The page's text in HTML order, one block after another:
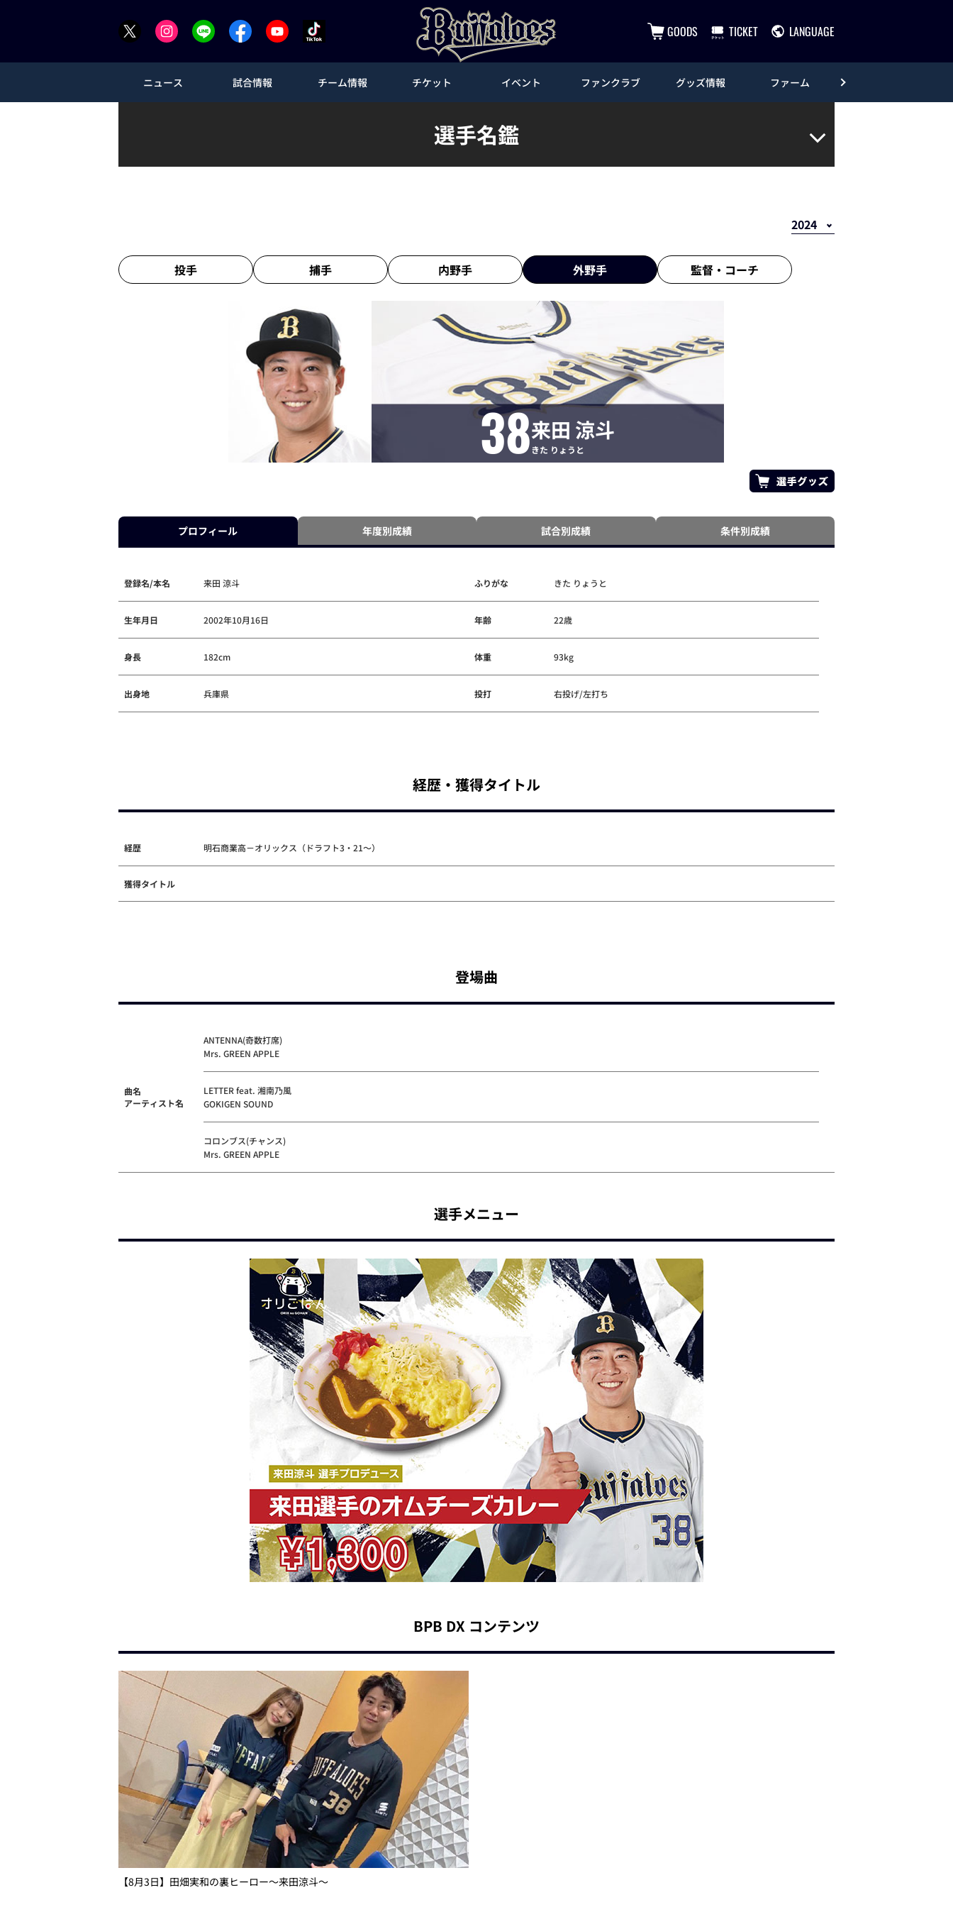
GOODS TICKET LANGUAGE
ニュース 試合情報 チーム情報 チケット イベント ファンクラブ グッズ情報 ファーム
選手名鑑
投手 捕手 内野手 外野手 監督・ コーチ
38来田 涼斗
きた りょうと
プロフィール 年度別成績 試合別成績 条件別成績
登録名/本名 来田 涼斗 ふりがな きた りょうと
生年月日 2002年10月16日 年齢 22歳
身長 182cm 体重 93kg
出身地 兵庫県 投打 右投げ/左打ち
経歴・獲得タイトル
経歴 明石商業高－オリックス（ドラフト3・21～）
獲得タイトル
登場曲
曲名
アーティスト名
ANTENNA(奇数打席)
Mrs. GREEN APPLE
LETTER feat. 湘南乃風
GOKIGEN SOUND
コロンブス(チャンス)
Mrs. GREEN APPLE
選手メニュー
BPB DX コンテンツ
【8月3日】田畑実和の裏ヒーロー～来田涼斗～